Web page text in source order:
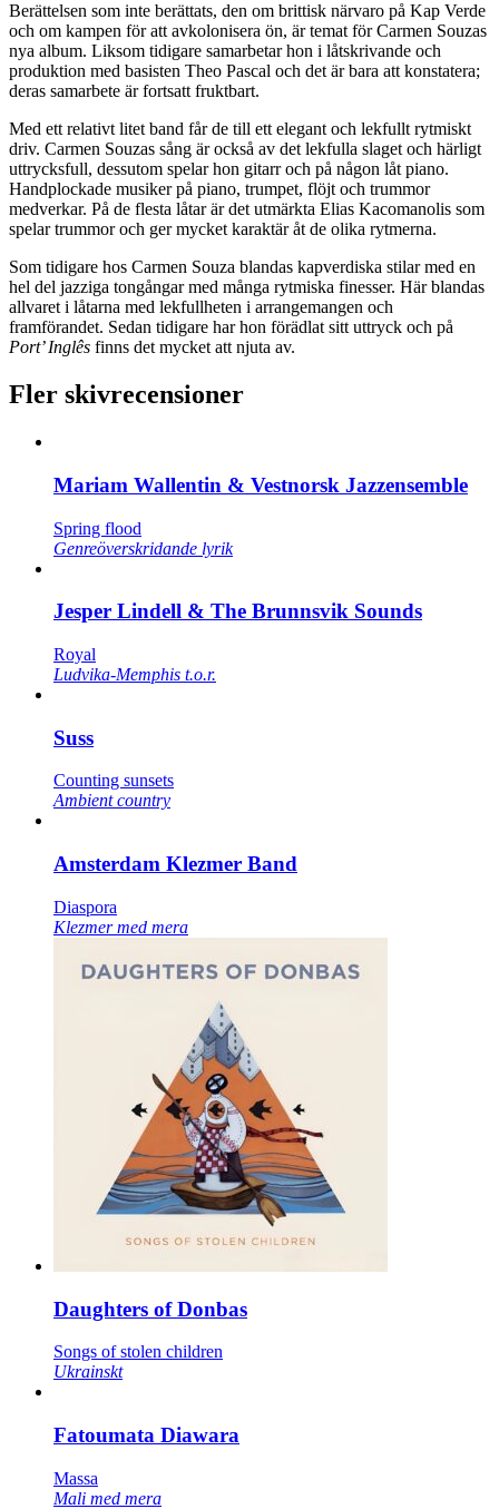
Berättelsen som inte berättats, den om brittisk närvaro på Kap Verde
och om kampen för att avkolonisera ön, är temat för Carmen Souzas
nya album. Liksom tidigare samarbetar hon i låtskrivande och
produktion med basisten Theo Pascal och det är bara att konstatera;
deras samarbete är fortsatt fruktbart.
Med ett relativt litet band får de till ett elegant och lekfullt rytmiskt
driv. Carmen Souzas sång är också av det lekfulla slaget och härligt
uttrycksfull, dessutom spelar hon gitarr och på någon låt piano.
Handplockade musiker på piano, trumpet, flöjt och trummor
medverkar. På de flesta låtar är det utmärkta Elias Kacomanolis som
spelar trummor och ger mycket karaktär åt de olika rytmerna.
Som tidigare hos Carmen Souza blandas kapverdiska stilar med en
hel del jazziga tongångar med många rytmiska finesser. Här blandas
allvaret i låtarna med lekfullheten i arrangemangen och
framförandet. Sedan tidigare har hon förädlat sitt uttryck och på
Port’ Inglês finns det mycket att njuta av.
Fler skivrecensioner
Mariam Wallentin & Vestnorsk Jazzensemble
Spring flood
Genreöverskridande lyrik
Jesper Lindell & The Brunnsvik Sounds
Royal
Ludvika-Memphis t.o.r.
Suss
Counting sunsets
Ambient country
Amsterdam Klezmer Band
Diaspora
Klezmer med mera
Daughters of Donbas
Songs of stolen children
Ukrainskt
Fatoumata Diawara
Massa
Mali med mera